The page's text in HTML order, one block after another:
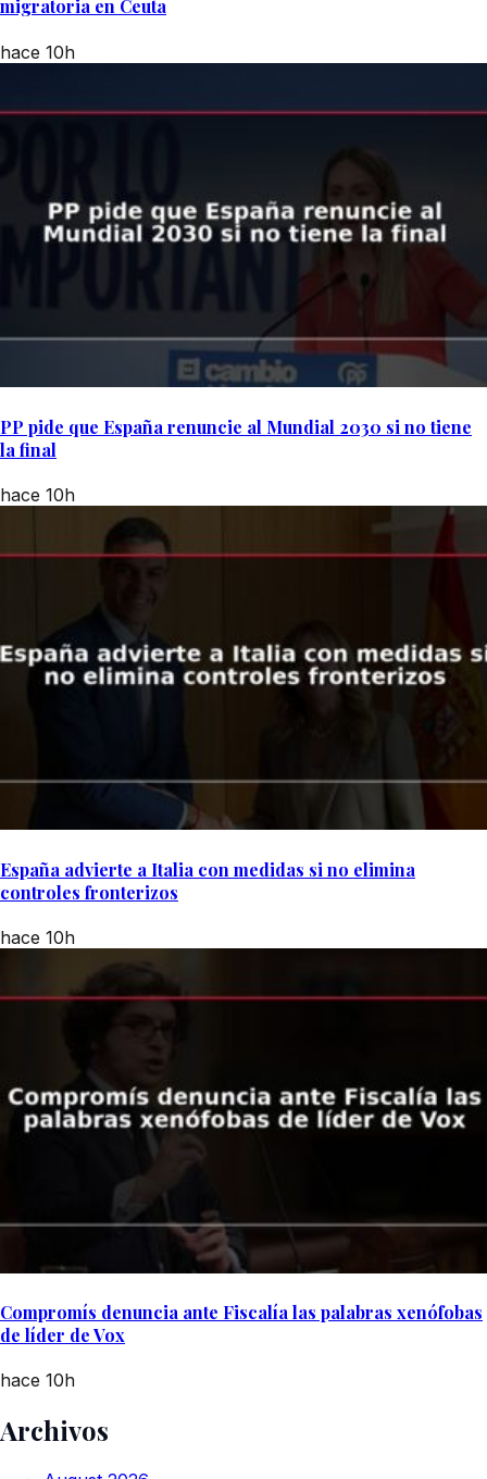
migratoria en Ceuta
hace 10h
PP pide que España renuncie al Mundial 2030 si no tiene
la final
hace 10h
España advierte a Italia con medidas si no elimina
controles fronterizos
hace 10h
Compromís denuncia ante Fiscalía las palabras xenófobas
de líder de Vox
hace 10h
Archivos